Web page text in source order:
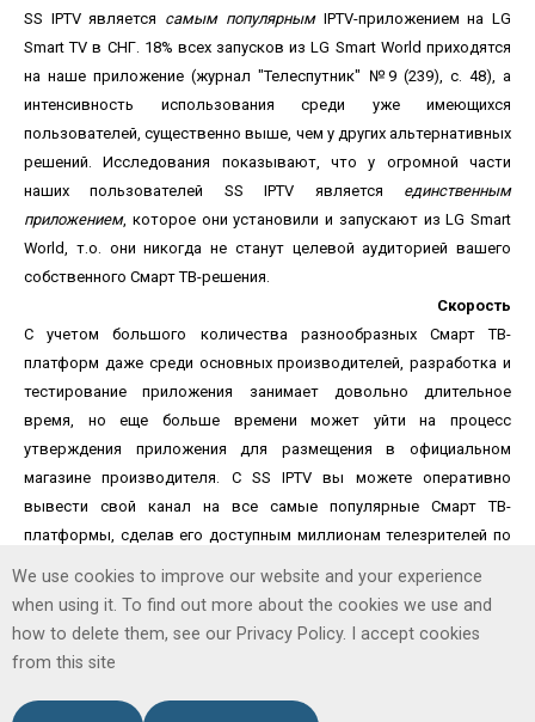
SS IPTV является самым популярнымIPTV-приложением на LG
Smart TV в СНГ. 18% всех запусков из LG Smart World приходятся
на наше приложение (журнал "Телеспутник" №9 (239), с. 48), а
интенсивность использования среди уже имеющихся
пользователей, существенно выше, чем у других альтернативных
решений. Исследования показывают, что у огромной части
наших пользователей SS IPTV является единственным
приложением, которое они установили и запускают из LG Smart
World, т.о. они никогда не станут целевой аудиторией вашего
собственного Смарт ТВ-решения.
Скорость
С учетом большого количества разнообразных Смарт ТВ-
платформ даже среди основных производителей, разработка и
тестирование приложения занимает довольно длительное
время, но еще больше времени может уйти на процесс
утверждения приложения для размещения в официальном
магазине производителя. С SS IPTV вы можете оперативно
вывести свой канал на все самые популярные Смарт ТВ-
платформы, сделав его доступным миллионам телезрителей по
Copyright © 2026. SS IPTV.
We use cookies to improve our website and your experience
when using it. To find out more about the cookies we use and
how to delete them, see our Privacy Policy. I accept cookies
from this site